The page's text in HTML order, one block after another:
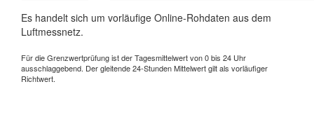
Es handelt sich um vorläufige Online-Rohdaten aus dem
Luftmessnetz.
Für die Grenzwertprüfung ist der Tagesmittelwert von 0 bis 24 Uhr
ausschlaggebend. Der gleitende 24-Stunden Mittelwert gilt als vorläufiger
Richtwert.